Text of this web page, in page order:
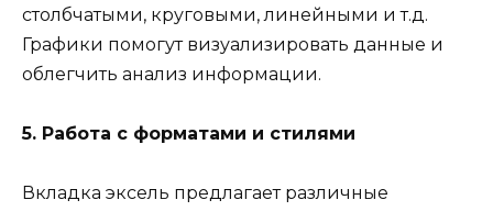
столбчатыми, круговыми, линейными и т.д.
Графики помогут визуализировать данные и
облегчить анализ информации.
5. Работа с форматами и стилями
Вкладка эксель предлагает различные